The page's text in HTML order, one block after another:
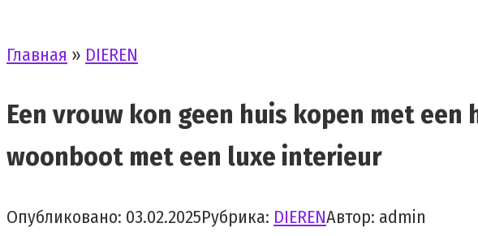
Главная » DIEREN
Een vrouw kon geen huis kopen met
woonboot met een luxe interieur
Опубликовано: 03.02.2025Рубрика: DIERENАвтор: admin